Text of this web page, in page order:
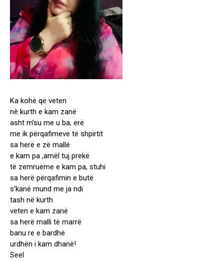
Ka kohë që veten
nè kurth e kam zanë
asht m’su me u ba, erë
me ik përqafimeve të shpirtit
sa herë e zë mallë
e kam pa ,amël tuj prekë
të zemrueme e kam pa, stuhi
sa herë përqafimin e butë
s’kanë mund me ja ndi
tash në kurth
veten e kam zanë
sa herë malli të marrë
banu re e bardhë
urdhën i kam dhanë!
Seel